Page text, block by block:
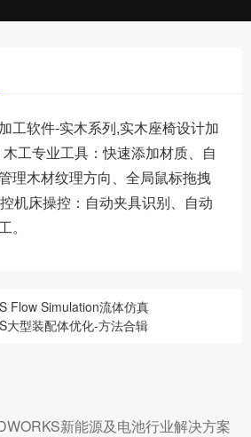
工软件-实木系列,实木座椅设计加
工专业工具：快速添加材质、自
理木材纹理方向、全局鼠标拖拽
机床操控：自动夹具识别、自动
。
Flow Simulation流体仿真
大型装配体优化-方法合辑
新能源及电池行业解决方案